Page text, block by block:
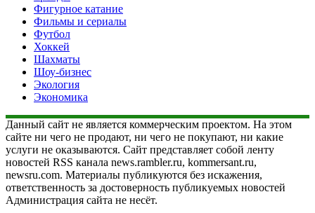
Фигурное катание
Фильмы и сериалы
Футбол
Хоккей
Шахматы
Шоу-бизнес
Экология
Экономика
Данный сайт не является коммерческим проектом. На этом
сайте ни чего не продают, ни чего не покупают, ни какие
услуги не оказываются. Сайт представляет собой ленту
новостей RSS канала news.rambler.ru, kommersant.ru,
newsru.com. Материалы публикуются без искажения,
ответственность за достоверность публикуемых новостей
Администрация сайта не несёт.